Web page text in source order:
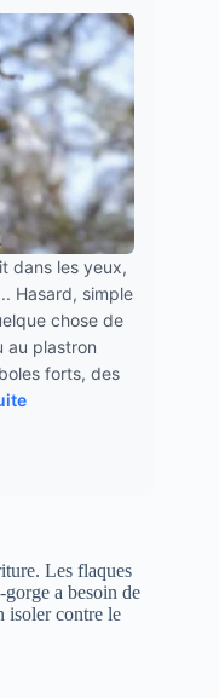
dans les yeux,
Hasard, simple
chose de
au plastron
forts, des
Les flaques
gorge a besoin de
isoler contre le